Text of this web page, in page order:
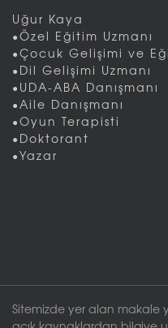
Uğur Kaya
•Özel Eğitim Uzmanı
•Çocuk Gelişimi ve
•Dil Gelişimi Uzmanı
•UDA-ABA Danışmanı
•Aile Danışmanı
•Oyun Terapisti
•Doktorant
•Yazar
Sitemizde yer alan makale